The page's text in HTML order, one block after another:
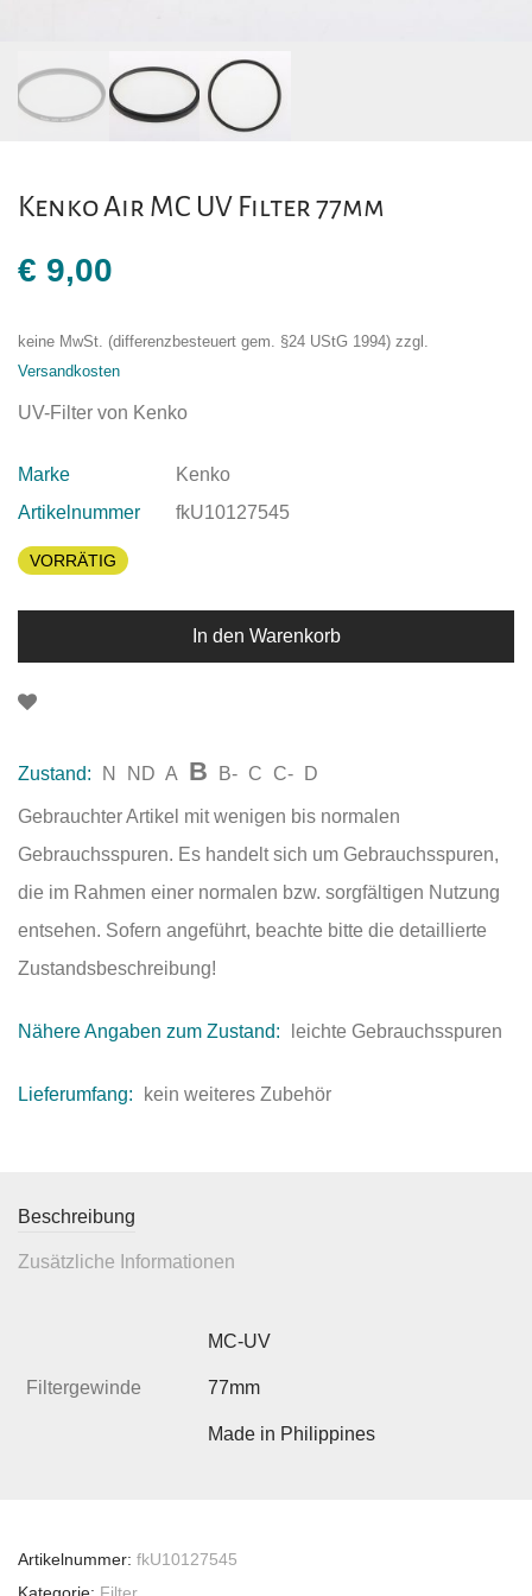
Kenko Air MC UV Filter 77mm
€ 9,00
keine MwSt. (differenzbesteuert gem. §24 UStG 1994) zzgl.
Versandkosten
UV-Filter von Kenko
Marke
Kenko
Artikelnummer
fkU10127545
VORRÄTIG
In den Warenkorb
Zustand: N ND A B B- C C- D
Gebrauchter Artikel mit wenigen bis normalen
Gebrauchsspuren. Es handelt sich um Gebrauchsspuren,
die im Rahmen einer normalen bzw. sorgfältigen Nutzung
entsehen. Sofern angeführt, beachte bitte die detaillierte
Zustandsbeschreibung!
Nähere Angaben zum Zustand: leichte Gebrauchsspuren
Lieferumfang: kein weiteres Zubehör
Beschreibung
Zusätzliche Informationen
MC-UV
Filtergewinde 77mm
Made in Philippines
Artikelnummer: fkU10127545